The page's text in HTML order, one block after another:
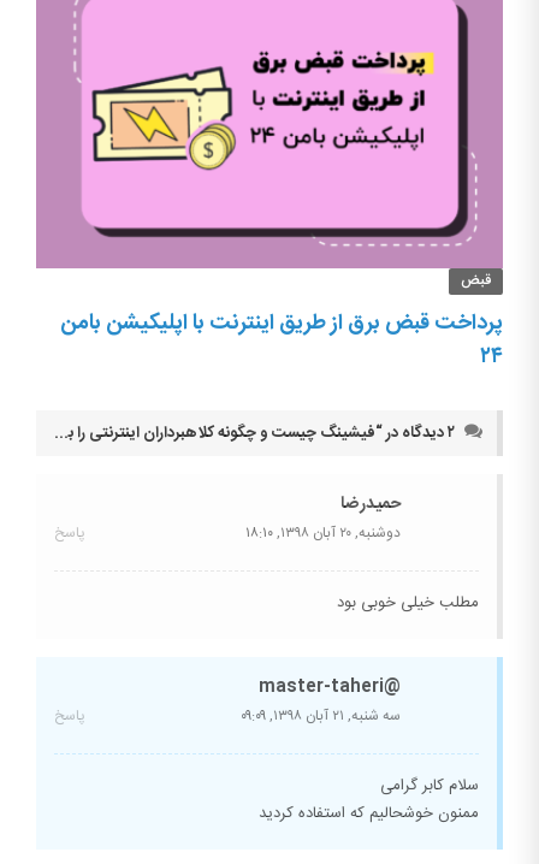
قبض
پرداخت قبض برق از طریق اینترنت با اپلیکیشن بامن
۲۴
فیشینگ چیست و چگونه کلاهبرداران اینترنتی را به دام بیاندازیم؟
حمیدرضا
دوشنبه, ۲۰ آبان ۱۳۹۸, ۱۸:۱۰ پاسخ
مطلب خیلی خوبی بود
@master-taheri
سه شنبه, ۲۱ آبان ۱۳۹۸, ۰۹:۰۹ پاسخ
سلام کابر گرامی
ممنون خوشحالیم که استفاده کردید